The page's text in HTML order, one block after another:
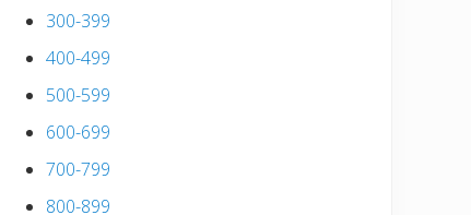
300-399
400-499
500-599
600-699
700-799
800-899